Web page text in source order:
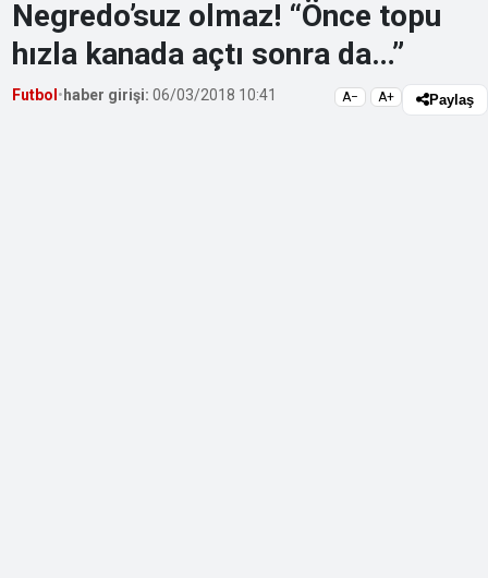
Negredo’suz olmaz! “Önce topu
hızla kanada açtı sonra da…”
Futbol • haber girişi: 06/03/2018 10:41 A− A+ Paylaş